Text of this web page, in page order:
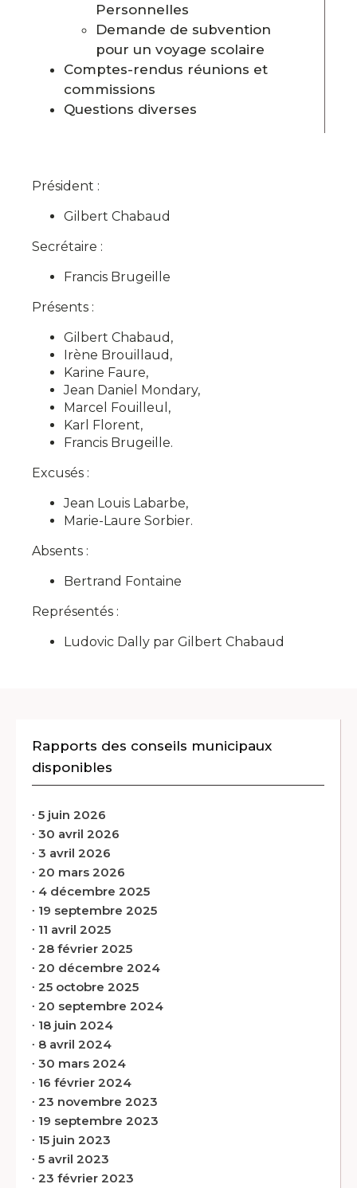
Personnelles
Demande de subvention
pour un voyage scolaire
Comptes-rendus réunions et
commissions
Questions diverses
Président :
Gilbert Chabaud
Secrétaire :
Francis Brugeille
Présents :
Gilbert Chabaud ,
Irène Brouillaud ,
Karine Faure,
Jean Daniel Mondary,
Marcel Fouilleul ,
Karl Florent,
Francis Brugeille.
Excusés :
Jean Louis Labarbe,
Marie-Laure Sorbier.
Absents :
Bertrand Fontaine
Représentés :
Ludovic Dally par Gilbert Chabaud
Rapports des conseils municipaux
disponibles
∙ 5 juin 2026
∙ 30 avril 2026
∙ 3 avril 2026
∙ 20 mars 2026
∙ 4 décembre 2025
∙ 19 septembre 2025
∙ 11 avril 2025
∙ 28 février 2025
∙ 20 décembre 2024
∙ 25 octobre 2025
∙ 20 septembre 2024
∙ 18 juin 2024
∙ 8 avril 2024
∙ 30 mars 2024
∙ 16 février 2024
∙ 23 novembre 2023
∙ 19 septembre 2023
∙ 15 juin 2023
∙ 5 avril 2023
∙ 23 février 2023